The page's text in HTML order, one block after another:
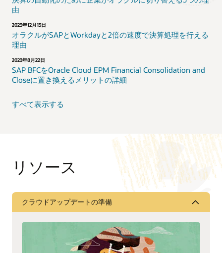
由
2023年12月13日
オラクルがSAPとWorkdayと2倍の速度で決算処理を行える
理由
2023年8月22日
SAP BFCをOracle Cloud EPM Financial Consolidation and
Closeに置き換えるメリットの詳細
すべて表示する
リソース
クラウドアップデートの準備